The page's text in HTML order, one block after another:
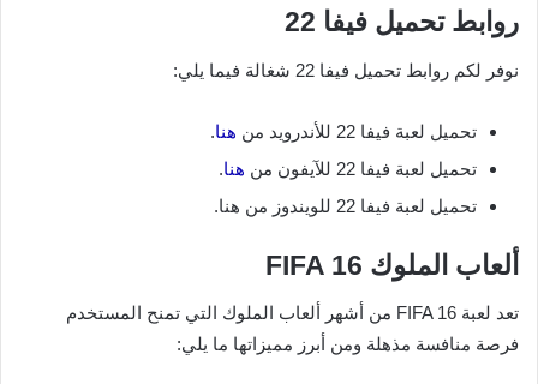
روابط تحميل فيفا 22
نوفر لكم روابط تحميل فيفا 22 شغالة فيما يلي:
تحميل لعبة فيفا 22 للأندرويد من هنا.
تحميل لعبة فيفا 22 للآيفون من
هنا.
تحميل لعبة فيفا 22 للويندوز من هنا.
ألعاب الملوك FIFA 16
تعد لعبة FIFA 16 من أشهر ألعاب الملوك التي تمنح المستخدم
فرصة منافسة مذهلة ومن أبرز مميزاتها ما يلي: